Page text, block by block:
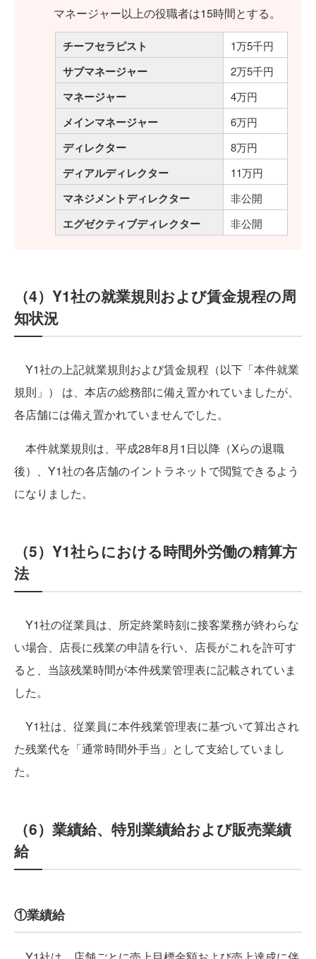
マネージャー以上の役職者は15時間とする。
チーフセラピスト 1万5千円
サブマネージャー 2万5千円
マネージャー 4万円
メインマネージャー 6万円
ディレクター 8万円
ディアルディレクター 11万円
マネジメントディレクター 非公開
エグゼクティブディレクター 非公開
（4）Y1社の就業規則および賃金規程の周
知状況
Y1社の上記就業規則および賃金規程（以下「本件就業
規則」） は、本店の総務部に備え置かれていましたが、
各店舗には備え置かれていませんでした。
本件就業規則は、平成28年8月1日以降（Xらの退職
後）、Y1社の各店舗のイントラネットで閲覧できるよう
になりました。
（5）Y1社らにおける時間外労働の精算方
法
Y1社の従業員は、所定終業時刻に接客業務が終わらな
い場合、店長に残業の申請を行い、店長がこれを許可す
ると、当該残業時間が本件残業管理表に記載されていま
した。
Y1社は、従業員に本件残業管理表に基づいて算出され
た残業代を「通常時間外手当」として支給していまし
た。
（6）業績給、特別業績給および販売業績
給
①業績給